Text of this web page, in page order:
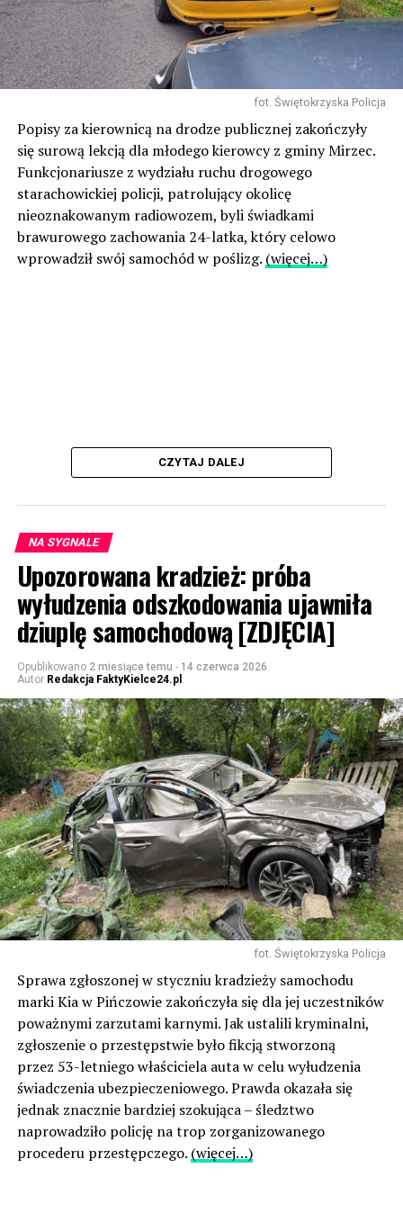
fot. Świętokrzyska Policja
Popisy za kierownicą na drodze publicznej zakończyły
się surową lekcją dla młodego kierowcy z gminy Mirzec.
Funkcjonariusze z wydziału ruchu drogowego
starachowickiej policji, patrolujący okolicę
nieoznakowanym radiowozem, byli świadkami
brawurowego zachowania 24-latka, który celowo
wprowadził swój samochód w poślizg. (więcej…)
CZYTAJ DALEJ
NA SYGNALE
Upozorowana kradzież: próba
wyłudzenia odszkodowania ujawniła
dziuplę samochodową [ZDJĘCIA]
Opublikowano 2 miesiące temu - 14 czerwca 2026
Autor Redakcja FaktyKielce24.pl
fot. Świętokrzyska Policja
Sprawa zgłoszonej w styczniu kradzieży samochodu
marki Kia w Pińczowie zakończyła się dla jej uczestników
poważnymi zarzutami karnymi. Jak ustalili kryminalni,
zgłoszenie o przestępstwie było fikcją stworzoną
przez 53-letniego właściciela auta w celu wyłudzenia
świadczenia ubezpieczeniowego. Prawda okazała się
jednak znacznie bardziej szokująca – śledztwo
naprowadziło policję na trop zorganizowanego
procederu przestępczego. (więcej…)